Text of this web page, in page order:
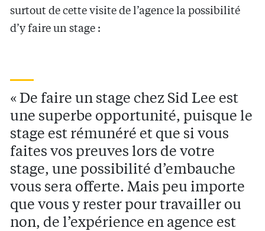
surtout de cette visite de l’agence la possibilité
d’y faire un stage :
« De faire un stage chez Sid Lee est
une superbe opportunité, puisque le
stage est rémunéré et que si vous
faites vos preuves lors de votre
stage, une possibilité d’embauche
vous sera offerte. Mais peu importe
que vous y rester pour travailler ou
non, de l’expérience en agence est